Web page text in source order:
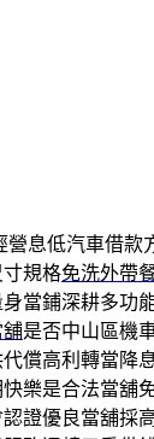
營息低汽車借款
規格免洗外帶
當鋪深耕多功
舖是否中山區機
償高利轉當降
樂是合法當舖
證優良當舖採